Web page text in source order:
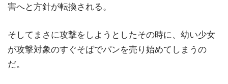
害へと方針が転換される。
そしてまさに攻撃をしようとしたその時に、幼い少女
が攻撃対象のすぐそばでパンを売り始めてしまうの
だ。